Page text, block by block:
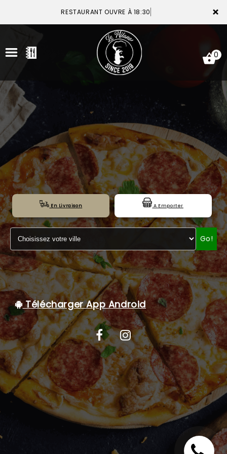
×
RESTAURANT OUVRE À 18:30
ACCUEIL
LA CARTE
VOTRE COMPTE
NOTRE RESTAURANT
VOS AVIS
MENTIONS LÉGALES
C.G.V
0
En Livraison A Emporter
Go!
Télécharger App Android